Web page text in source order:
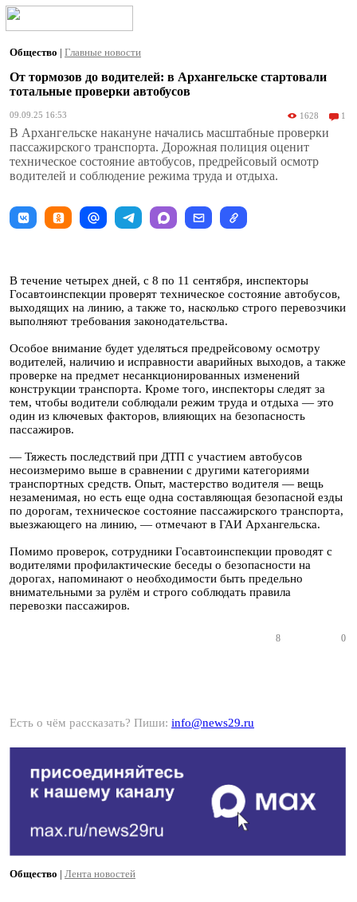
Общество | Главные новости
От тормозов до водителей: в Архангельске стартовали
тотальные проверки автобусов
09.09.25 16:53 1628 1
В Архангельске накануне начались масштабные проверки
пассажирского транспорта. Дорожная полиция оценит
техническое состояние автобусов, предрейсовый осмотр
водителей и соблюдение режима труда и отдыха.
В течение четырех дней, с 8 по 11 сентября, инспекторы
Госавтоинспекции проверят техническое состояние автобусов,
выходящих на линию, а также то, насколько строго перевозчики
выполняют требования законодательства.
Особое внимание будет уделяться предрейсовому осмотру
водителей, наличию и исправности аварийных выходов, а также
проверке на предмет несанкционированных изменений
конструкции транспорта. Кроме того, инспекторы следят за
тем, чтобы водители соблюдали режим труда и отдыха — это
один из ключевых факторов, влияющих на безопасность
пассажиров.
— Тяжесть последствий при ДТП с участием автобусов
несоизмеримо выше в сравнении с другими категориями
транспортных средств. Опыт, мастерство водителя — вещь
незаменимая, но есть еще одна составляющая безопасной езды
по дорогам, техническое состояние пассажирского транспорта,
выезжающего на линию, — отмечают в ГАИ Архангельска.
Помимо проверок, сотрудники Госавтоинспекции проводят с
водителями профилактические беседы о безопасности на
дорогах, напоминают о необходимости быть предельно
внимательными за рулём и строго соблюдать правила
перевозки пассажиров.
8 0
Есть о чём рассказать? Пиши: info@news29.ru
Общество | Лента новостей